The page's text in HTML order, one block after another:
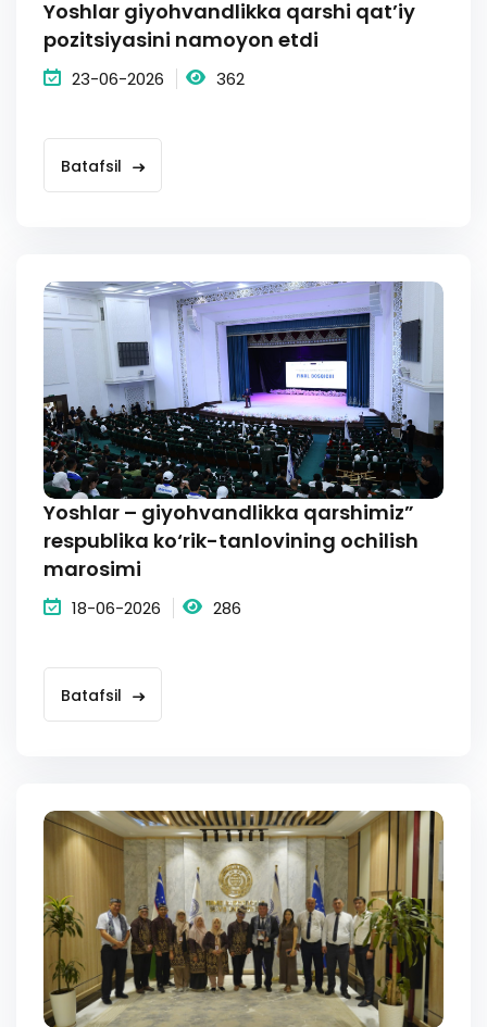
Yoshlar giyohvandlikka qarshi qat’iy
pozitsiyasini namoyon etdi
23-06-2026 362
Batafsil
Yoshlar – giyohvandlikka qarshimiz”
respublika ko‘rik-tanlovining ochilish
marosimi
18-06-2026 286
Batafsil